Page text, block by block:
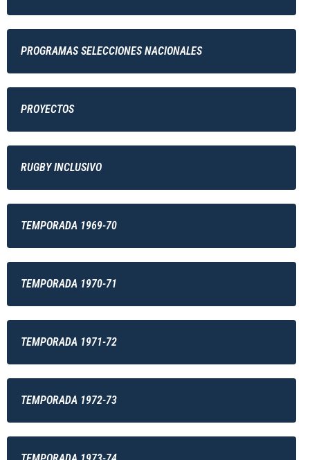
PROGRAMAS SELECCIONES NACIONALES
PROYECTOS
RUGBY INCLUSIVO
TEMPORADA 1969-70
TEMPORADA 1970-71
TEMPORADA 1971-72
TEMPORADA 1972-73